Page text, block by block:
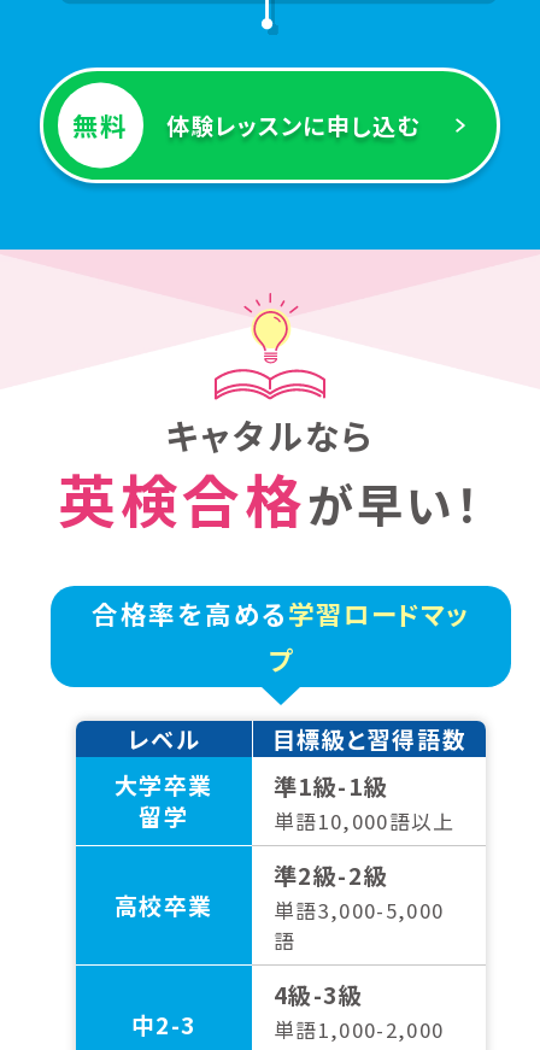
無料 体験レッスンに申し込む
キャタルなら
英検合格が早い！
合格率を高める学習ロードマッ
プ
レベル
目標級と習得語数
大学卒業
留学
準1級-1級
単語10,000語以上
高校卒業
準2級-2級
単語3,000-5,000
語
中2-3
4級-3級
単語1,000-2,000